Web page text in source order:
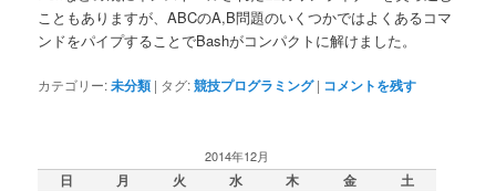
こともありますが、ABCのA,B問題のいくつかではよくあるコマ
ンドをパイプすることでBashがコンパクトに解けました。
カテゴリー:未分類 | タグ:競技プログラミング | コメントを残す
2014年12月
日 月 火 水 木 金 土